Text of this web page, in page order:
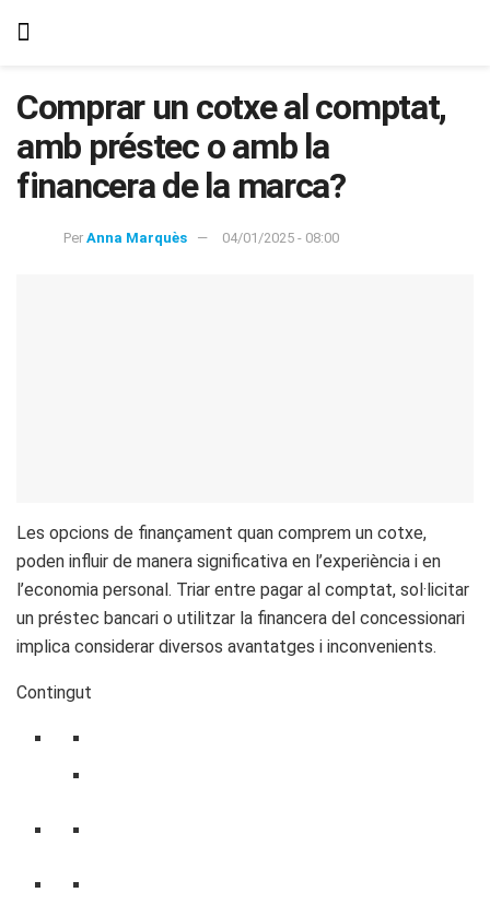
Comprar un cotxe al comptat,
amb préstec o amb la
financera de la marca?
Per Anna Marquès 04/01/2025 - 08:00
Les opcions de finançament quan comprem un cotxe,
poden influir de manera significativa en l’experiència i en
l’economia personal. Triar entre pagar al comptat, sol·licitar
un préstec bancari o utilitzar la financera del concessionari
implica considerar diversos avantatges i inconvenients.
Contingut